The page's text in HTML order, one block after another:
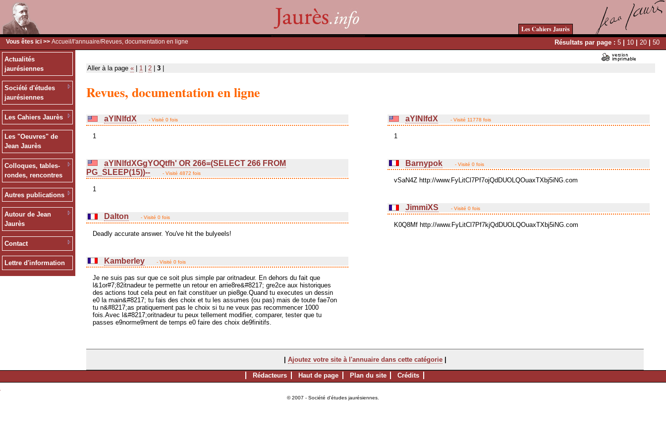
Les Cahiers Jaurès
Vous êtes ici >> Accueil /l'annuaire/Revues, documentation en ligne Résultats par page : 5 | 10 | 20 | 50
Actualités
jaurésiennes
Société d'études
jaurésiennes
Les Cahiers Jaurès
Les "Oeuvres" de
Jean Jaurès
Colloques, tables-
rondes, rencontres
Autres publications
Autour de Jean
Jaurès
Contact
Lettre d'information
Aller à la page « 1 2 3
Revues, documentation en ligne
aYlNlfdX - Visité 0 fois
1
aYlNlfdXGgYOQtfh' OR 266=(SELECT 266 FROM
PG_SLEEP(15))--
- Visité 4872 fois
1
Dalton - Visité 0 fois
Deadly accurate answer. You've hit the bulyeels!
Kamberley - Visité 0 fois
Je ne suis pas sur que ce soit plus simple par oritnadeur. En dehors du fait que
l&1or#7;82itnadeur te permette un retour en arrie8re&#8217; gre2ce aux historiques
des actions tout cela peut en fait constituer un pie8ge.Quand tu executes un dessin
e0 la main&#8217; tu fais des choix et tu les assumes (ou pas) mais de toute fae7on
tu n&#8217;as pratiquement pas le choix si tu ne veux pas recommencer 1000
fois.Avec l&#8217;oritnadeur tu peux tellement modifier, comparer, tester que tu
passes e9norme9ment de temps e0 faire des choix de9finitifs.
aYlNlfdX - Visité 11778 fois
1
Barnypok - Visité 0 fois
vSaN4Z http://www.FyLitCl7Pf7ojQdDUOLQOuaxTXbj5iNG.com
JimmiXS - Visité 0 fois
K0Q8Mf http://www.FyLitCl7Pf7kjQdDUOLQOuaxTXbj5iNG.com
Ajoutez votre site à l'annuaire dans cette catégorie|
Rédacteurs Haut de page Plan du site Crédits
© 2007 - Société d'études jaurésiennes.